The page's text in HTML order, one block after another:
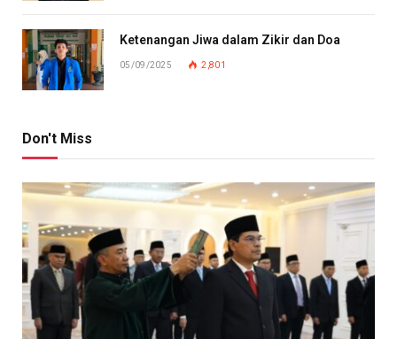
Ketenangan Jiwa dalam Zikir dan Doa
05/09/2025 2,801
Don't Miss